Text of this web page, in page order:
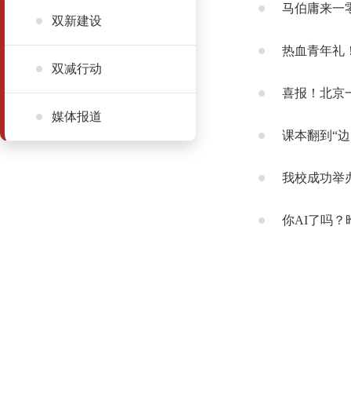
双新建设
双减行动
媒体报道
马伯庸来一
热血青年礼
喜报！北京
课本翻到“
我校成功举
你AI了吗？